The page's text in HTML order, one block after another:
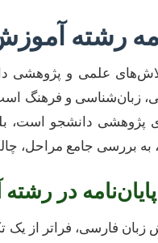
نامه رشته
تلاش‌های علمی و
زبان‌شناسی و فرهنگ
پژوهشی دانشجو
به بررسی جامع مراحل،
پایان‌نامه در
زبان فارسی، فراتر